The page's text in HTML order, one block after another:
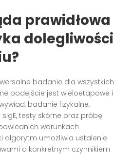
prawidłowa
dolegliwości
badanie dla wszystkich
podejście jest wieloetapowe i
badanie fizykalne,
testy skórne oraz próbę
warunkach
algorytm umożliwia ustalenie
a konkretnym czynnikiem